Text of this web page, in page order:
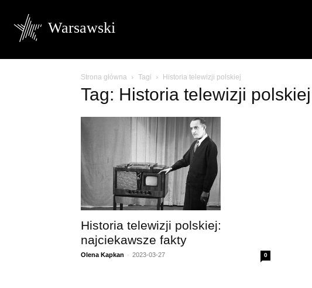
Warsawski
Strona główna Tagi Historia telewizji polskiej
Tag: Historia telewizji polskiej
Historia telewizji polskiej:
najciekawsze fakty
Olena Kapkan - 2023-03-27 0